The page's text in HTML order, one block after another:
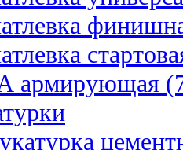
армирующая